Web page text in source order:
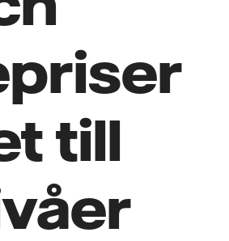
till